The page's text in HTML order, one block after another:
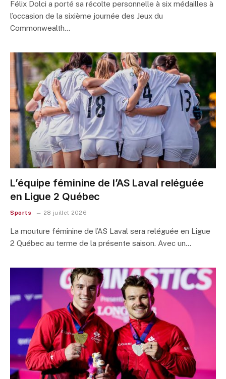
Félix Dolci a porté sa récolte personnelle à six médailles à
l’occasion de la sixième journée des Jeux du
Commonwealth…
L’équipe féminine de l’AS Laval reléguée
en Ligue 2 Québec
Sports 28 juillet 2026
La mouture féminine de l’AS Laval sera reléguée en Ligue
2 Québec au terme de la présente saison. Avec un…